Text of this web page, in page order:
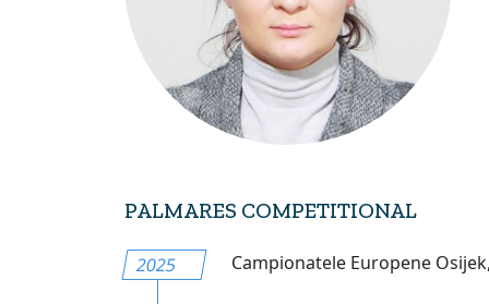
PALMARES COMPETITIONAL
2025 Campionatele Europene